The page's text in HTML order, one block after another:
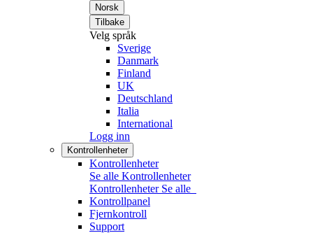
Norsk
Tilbake
Velg språk
Sverige
Danmark
Finland
UK
Deutschland
Italia
International
Logg inn
Kontrollenheter
Kontrollenheter
Se alle Kontrollenheter
Kontrollenheter Se alle
Kontrollpanel
Fjernkontroll
Support